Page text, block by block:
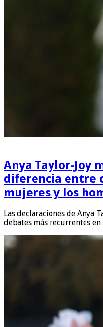
Anya Taylor-Joy
diferencia entre
mujeres y los
Las declaraciones de Anya
debates más recurrentes